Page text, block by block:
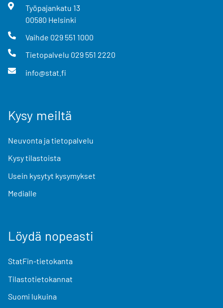
Työpajankatu 13
00580 Helsinki
Vaihde 029 551 1000
Tietopalvelu 029 551 2220
info@stat.fi
Kysy meiltä
Neuvonta ja tietopalvelu
Kysy tilastoista
Usein kysytyt kysymykset
Medialle
Löydä nopeasti
StatFin-tietokanta
Tilastotietokannat
Suomi lukuina